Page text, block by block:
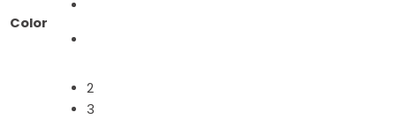
Color
2
3